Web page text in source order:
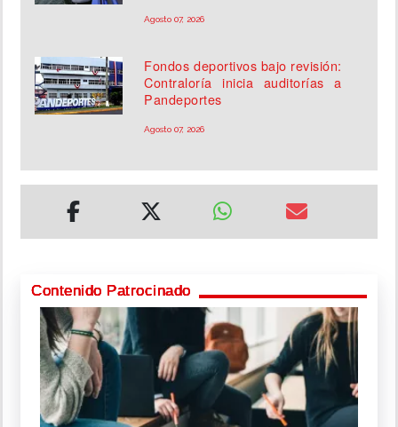
Agosto 07, 2026
Fondos deportivos bajo revisión:
Contraloría inicia auditorías a
Pandeportes
Agosto 07, 2026
Contenido Patrocinado